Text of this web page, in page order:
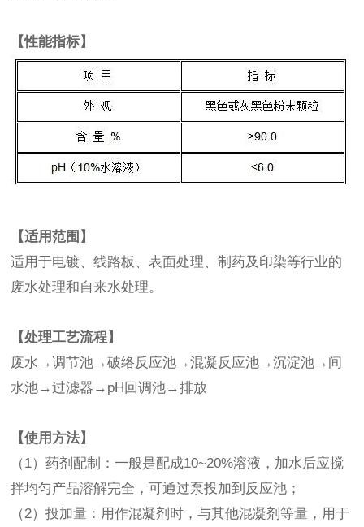
【性能指标】
【适用范围】
适用于电镀、线路板、表面处理、制药及印染等行业的
废水处理和自来水处理。
【处理工艺流程】
废水→调节池→破络反应池→混凝反应池→沉淀池→间
水池→过滤器→pH回调池→排放
【使用方法】
（1）药剂配制：一般是配成10~20%溶液，加水后应搅
拌均匀产品溶解完全，可通过泵投加到反应池；
（2）投加量：用作混凝剂时，与其他混凝剂等量，用于